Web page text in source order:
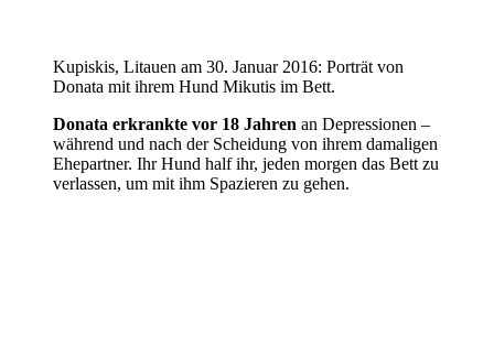
Kupiskis, Litauen am 30. Januar 2016: Porträt von
Donata mit ihrem Hund Mikutis im Bett.
Donata erkrankte vor 18 Jahren an Depressionen –
während und nach der Scheidung von ihrem damaligen
Ehepartner. Ihr Hund half ihr, jeden morgen das Bett zu
verlassen, um mit ihm Spazieren zu gehen.